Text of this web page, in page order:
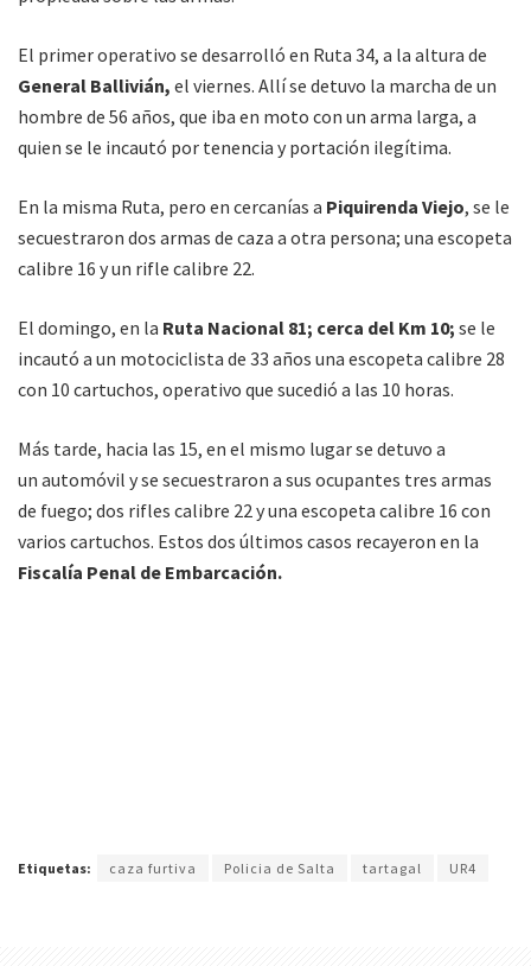
El primer operativo se desarrolló en Ruta 34, a la altura de
General Ballivián, el viernes. Allí se detuvo la marcha de un
hombre de 56 años, que iba en moto con un arma larga, a
quien se le incautó por tenencia y portación ilegítima.
En la misma Ruta, pero en cercanías a Piquirenda Viejo, se le
secuestraron dos armas de caza a otra persona; una escopeta
calibre 16 y un rifle calibre 22.
El domingo, en la Ruta Nacional 81; cerca del Km 10; se le
incautó a un motociclista de 33 años una escopeta calibre 28
con 10 cartuchos, operativo que sucedió a las 10 horas.
Más tarde, hacia las 15, en el mismo lugar se detuvo a
un automóvil y se secuestraron a sus ocupantes tres armas
de fuego; dos rifles calibre 22 y una escopeta calibre 16 con
varios cartuchos. Estos dos últimos casos recayeron en la
Fiscalía Penal de Embarcación.
Etiquetas: caza furtiva Policia de Salta tartagal UR4